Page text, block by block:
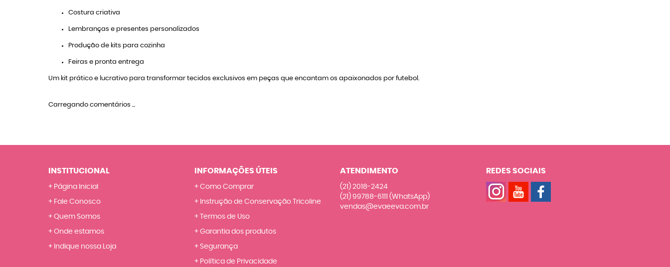
Costura criativa
Lembranças e presentes personalizados
Produção de kits para cozinha
Feiras e pronta entrega
Um kit prático e lucrativo para transformar tecidos exclusivos em peças que encantam os apaixonados por futebol.
Carregando comentários ...
INSTITUCIONAL
Página Inicial
Fale Conosco
Quem Somos
Onde estamos
Indique nossa Loja
INFORMAÇÕES ÚTEIS
Como Comprar
Instrução de Conservação Tricoline
Termos de Uso
Garantia dos produtos
Segurança
Política de Privacidade
ATENDIMENTO
(21) 2018-2424
(21) 99788-6111 (WhatsApp)
vendas@evaeeva.com.br
REDES SOCIAIS